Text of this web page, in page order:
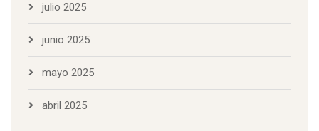
julio 2025
junio 2025
mayo 2025
abril 2025